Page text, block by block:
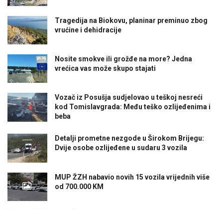
Tragedija na Biokovu, planinar preminuo zbog
vrućine i dehidracije
Nosite smokve ili grožđe na more? Jedna
vrećica vas može skupo stajati
Vozač iz Posušja sudjelovao u teškoj nesreći
kod Tomislavgrada: Među teško ozlijeđenima i
beba
Detalji prometne nezgode u Širokom Brijegu:
Dvije osobe ozlijeđene u sudaru 3 vozila
MUP ŽZH nabavio novih 15 vozila vrijednih više
od 700.000 KM